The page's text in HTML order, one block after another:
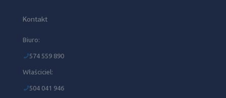
Kontakt
Biuro:
574 559 890
Właściciel:
504 041 946‬